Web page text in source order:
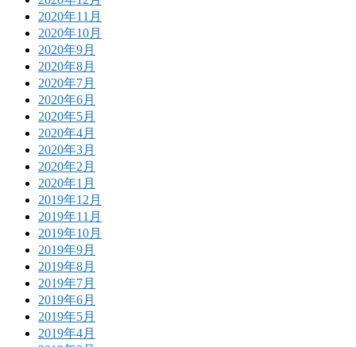
2020年11月
2020年10月
2020年9月
2020年8月
2020年7月
2020年6月
2020年5月
2020年4月
2020年3月
2020年2月
2020年1月
2019年12月
2019年11月
2019年10月
2019年9月
2019年8月
2019年7月
2019年6月
2019年5月
2019年4月